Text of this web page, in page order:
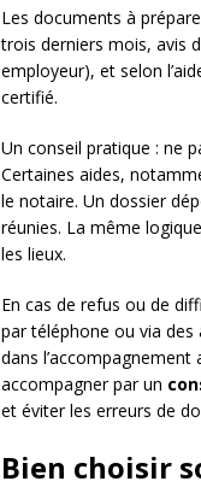
Les documents à
trois derniers mois, avis
employeur), et selon
certifié.
Un conseil pratique : ne
Certaines aides,
le notaire. Un dossier
réunies. La même
les lieux.
En cas de refus ou de
par téléphone ou via des
dans
accompagner par un
et éviter les erreurs de
Bien choisir